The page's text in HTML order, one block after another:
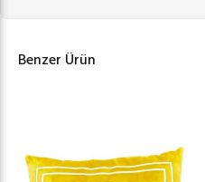
Benzer Ürün